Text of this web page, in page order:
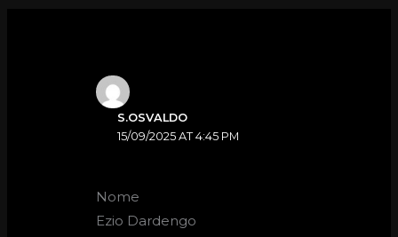
S.OSVALDO
15/09/2025 AT 4:45 PM
Nome
Ezio Dardengo